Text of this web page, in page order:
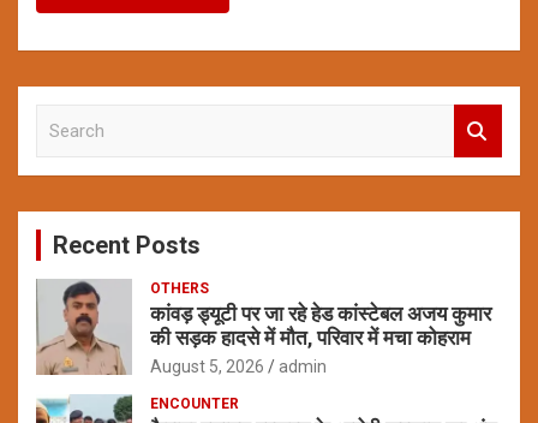
c
Recent Posts
OTHERS
कांवड़ ड्यूटी पर जा रहे हेड कांस्टेबल अजय कुमार
की सड़क हादसे में मौत, परिवार में मचा कोहराम
August 5, 2026 admin
ENCOUNTER